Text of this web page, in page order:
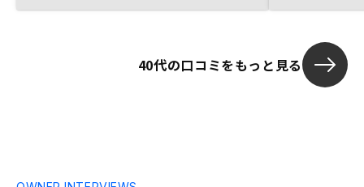
40代の口コミをもっと見る